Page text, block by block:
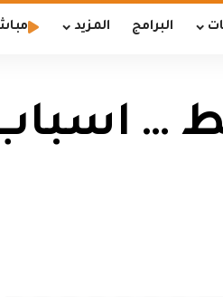
البرامج المزيد
… اسباب